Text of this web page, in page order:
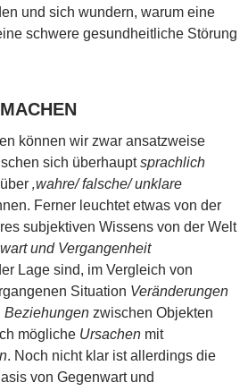
und sich wundern, warum eine
schwere gesundheitliche Störung
können wir zwar ansatzweise
sich überhauptsprachlich
‚wahre/ falsche/ unklare
Ferner leuchtet etwas von der
subjektiven Wissens von der Welt
und Vergangenheit
Lage sind, im Vergleich von
Situation Veränderungen
Beziehungen zwischen Objekten
mögliche Ursachen mit
. Noch nicht klar ist allerdings die
von Gegenwart und